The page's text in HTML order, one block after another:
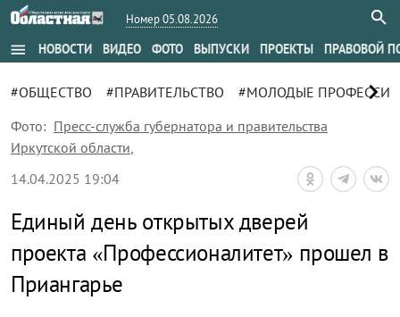
Номер 05.08.2026
menu НОВОСТИ ВИДЕО ФОТО ВЫПУСКИ ПРОЕКТЫ ПРАВОВОЙ
#ОБЩЕСТВО #ПРАВИТЕЛЬСТВО #МОЛОДЫЕ chevron_right
Фото: Пресс-служба губернатора и правительства
Иркутской области,
14.04.2025 19:04
Единый день открытых дверей
проекта «Профессионалитет» прошел в
Приангарье